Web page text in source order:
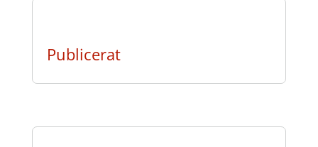
Publicerat